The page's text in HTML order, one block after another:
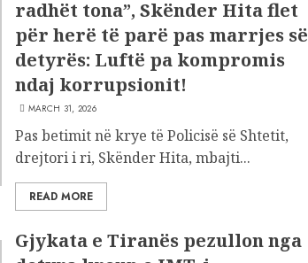
radhët tona”, Skënder Hita flet
për herë të parë pas marrjes së
detyrës: Luftë pa kompromis
ndaj korrupsionit!
MARCH 31, 2026
Pas betimit në krye të Policisë së Shtetit,
drejtori i ri, Skënder Hita, mbajti...
READ MORE
Gjykata e Tiranës pezullon nga